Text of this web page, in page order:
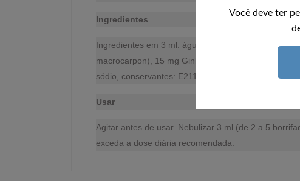
Você deve ter
Ingredientes
Ingredientes em 3 ml: água, 39 mg L-arginina, 39
macrocarpon), 15 mg Ginkgo biloba, 15 mg L-ácido
sódio, conservantes: E211, E202. *EN = Niacina
Usar
Agitar antes de usar. Nebulizar 3 ml (de 2 a 5
exceda a dose diária recomendada.